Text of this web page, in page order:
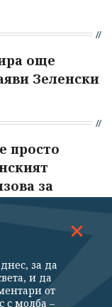
още
Зеленски
просто
за
които
за да
и да
от
с молба –